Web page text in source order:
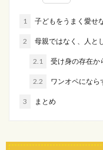
1 子どもをうまく愛せ
2 母親ではなく、人と
2.1 受け身の存在か
2.2 ワンオペになら
3 まとめ